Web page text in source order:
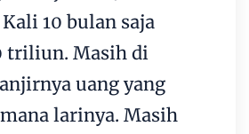
10 bulan saja
triliun. Masih di
uang yang
larinya. Masih